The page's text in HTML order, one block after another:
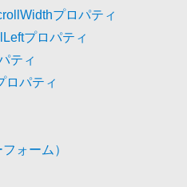
プロパティ
プロパティ
ティ
ロパティ
ォーム）